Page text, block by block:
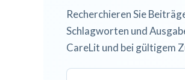
Recherchieren Sie
Schlagworten und
CareLit und bei gültigem